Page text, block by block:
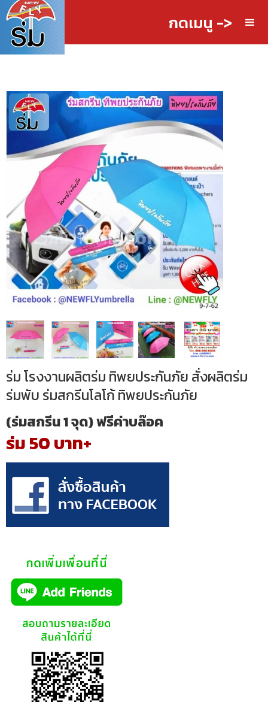
กดเมนู ->
ร่ม โรงงานผลิตร่ม ทิพยประกันภัย สั่งผลิตร่ม
ร่มพับ ร่มสกรีนโลโก้ ทิพยประกันภัย
(ร่มสกรีน 1 จุด) ฟรีค่าบล๊อค
ร่ม 50 บาท+